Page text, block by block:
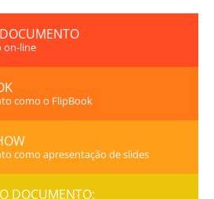
on-line
como o FlipBook
como apresentação de slides
DOCUMENTO: